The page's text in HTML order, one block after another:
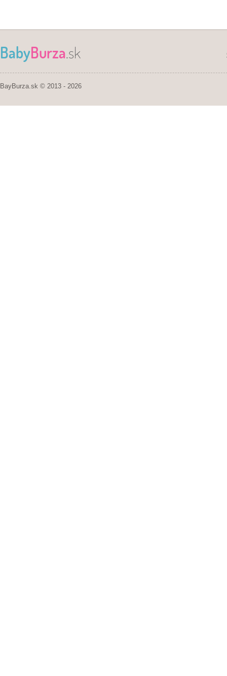
BabyBurza.sk
BayBurza.sk © 2013 - 2026